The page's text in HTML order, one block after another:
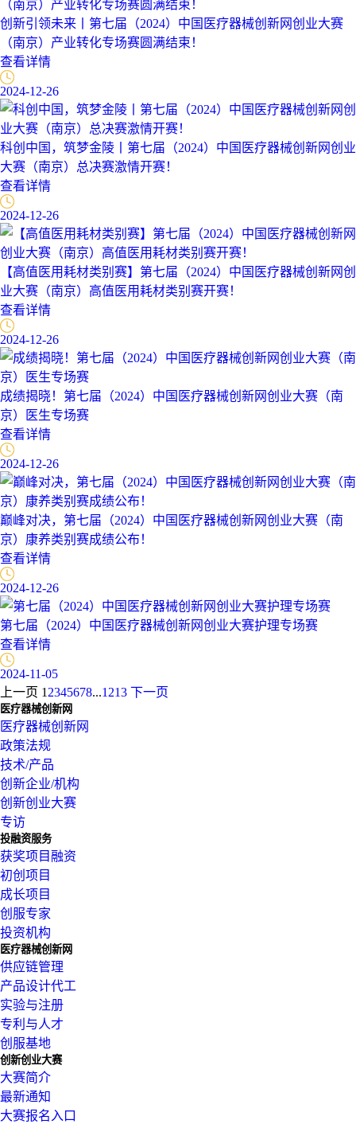
创新引领未来丨第七届（2024）中国医疗器械创新网创业大赛
（南京）产业转化专场赛圆满结束！
查看详情
2024-12-26
科创中国，筑梦金陵丨第七届（2024）中国医疗器械创新网创业
大赛（南京）总决赛激情开赛！
查看详情
2024-12-26
【高值医用耗材类别赛】第七届（2024）中国医疗器械创新网创
业大赛（南京）高值医用耗材类别赛开赛！
查看详情
2024-12-26
成绩揭晓！第七届（2024）中国医疗器械创新网创业大赛（南
京）医生专场赛
查看详情
2024-12-26
巅峰对决，第七届（2024）中国医疗器械创新网创业大赛（南
京）康养类别赛成绩公布！
查看详情
2024-12-26
第七届（2024）中国医疗器械创新网创业大赛护理专场赛
查看详情
2024-11-05
上一页 1 2345678...1213 下一页
医疗器械创新网
医疗器械创新网
政策法规
技术/产品
创新企业/机构
创新创业大赛
专访
投融资服务
获奖项目融资
初创项目
成长项目
创服专家
投资机构
医疗器械创新网
供应链管理
产品设计代工
实验与注册
专利与人才
创服基地
创新创业大赛
大赛简介
最新通知
大赛报名入口